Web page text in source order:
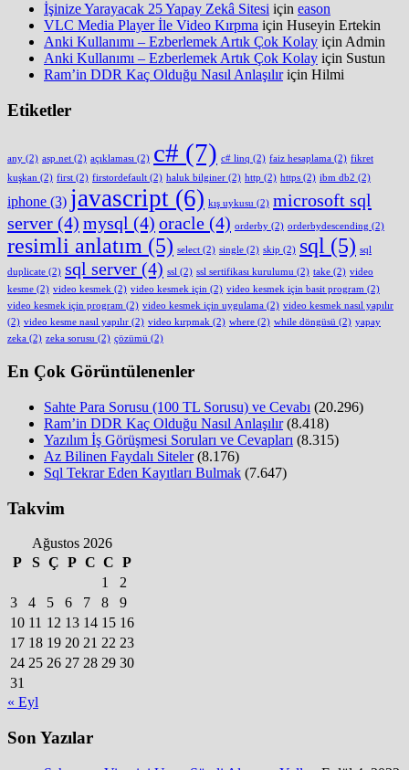
İşinize Yarayacak 25 Yapay Zekâ Sitesi için eason
VLC Media Player İle Video Kırpma için Huseyin Ertekin
Anki Kullanımı – Ezberlemek Artık Çok Kolay için Admin
Anki Kullanımı – Ezberlemek Artık Çok Kolay için Sustun
Ram’in DDR Kaç Olduğu Nasıl Anlaşılıriçin Hilmi
Etiketler
any (2) asp.net (2) açıklaması (2) c# (7) c# linq (2) faiz hesaplama (2) fikret
kuşkan (2) first (2) firstordefault (2) haluk bilginer (2) http (2) https (2) ibm db2 (2)
iphone (3) javascript (6) kış uykusu (2) microsoft sql
server (4) mysql (4) oracle (4) orderby (2) orderbydescending (2)
resimli anlatım (5) select (2) single (2) skip (2) sql (5) sql
duplicate (2) sql server (4) ssl (2) ssl sertifikası kurulumu (2) take (2) video
kesme (2) video kesmek (2) video kesmek için (2) video kesmek için basit program (2)
video kesmek için program (2) video kesmek için uygulama (2) video kesmek nasıl yapılır
(2) video kesme nasıl yapılır (2) video kırpmak (2) where (2) while döngüsü (2) yapay
zeka (2) zeka sorusu (2) çözümü (2)
En Çok Görüntülenenler
Sahte Para Sorusu (100 TL Sorusu) ve Cevabı (20.296)
Ram’in DDR Kaç Olduğu Nasıl Anlaşılır (8.418)
Yazılım İş Görüşmesi Soruları ve Cevapları (8.315)
Az Bilinen Faydalı Siteler (8.176)
Sql Tekrar Eden Kayıtları Bulmak (7.647)
Takvim
Ağustos 2026
P
S Ç P C C P
1
2
3
4 5 6 7 8
9
10 11 12 13 14 15 16
17 18 19 20 21 22 23
24 25 26 27 28 29 30
31
« Eyl
Son Yazılar